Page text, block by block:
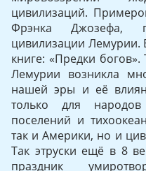
цивилизаций.
Фрэнка Джозефа,
цивилизации Лемурии.
книге: «Предки
Лемурии возникла
нашей эры и её
только для народов
поселений и
так и Америки, но и
Так этруски ещё в 8
праздник